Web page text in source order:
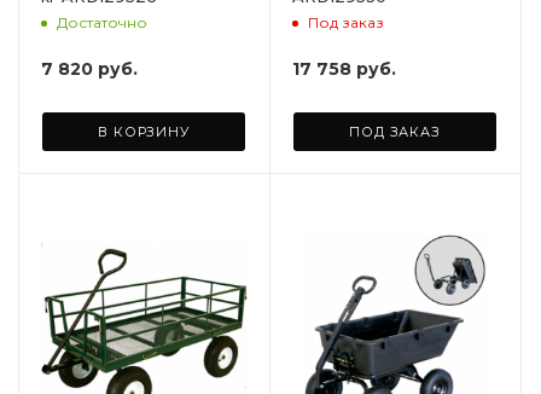
Достаточно
7 820 руб.
В КОРЗИНУ
Под заказ
17 758 руб.
ПОД ЗАКАЗ